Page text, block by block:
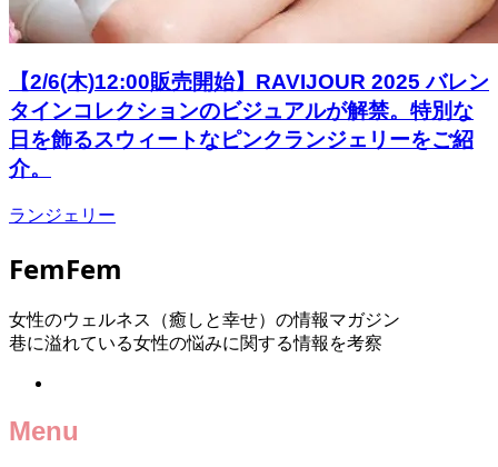
【2/6(木)12:00販売開始】RAVIJOUR 2025 バレン
タインコレクションのビジュアルが解禁。特別な
⽇を飾るスウィートなピンクランジェリーをご紹
介。
ランジェリー
FemFem
女性のウェルネス（癒しと幸せ）の情報マガジン
巷に溢れている女性の悩みに関する情報を考察
Menu